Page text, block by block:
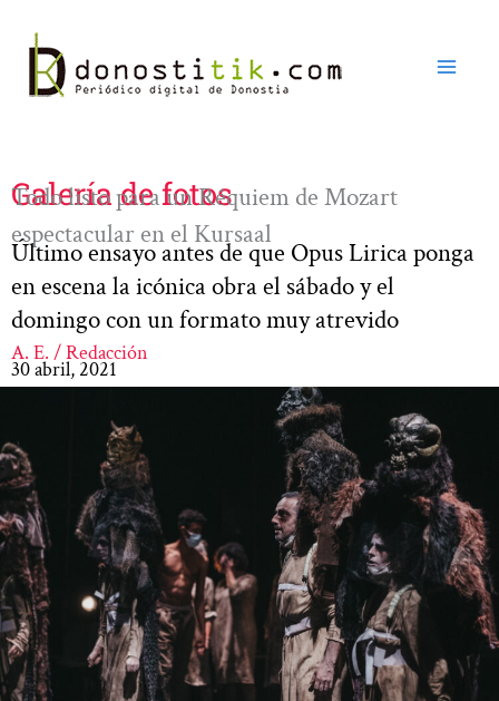
contenido
Galería de fotos
Todo listo para un Réquiem de Mozart
espectacular en el Kursaal
Último ensayo antes de que Opus Lirica ponga
en escena la icónica obra el sábado y el
domingo con un formato muy atrevido
A. E. / Redacción
30 abril, 2021